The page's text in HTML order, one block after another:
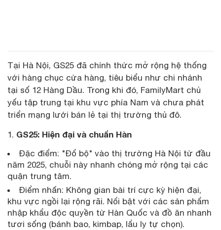
Tại Hà Nội, GS25 đã chính thức mở rộng hệ thống
với hàng chục cửa hàng, tiêu biểu như chi nhánh
tại số 12 Hàng Dầu. Trong khi đó, FamilyMart chủ
yếu tập trung tại khu vực phía Nam và chưa phát
triển mạng lưới bán lẻ tại thị trường thủ đô.
GS25: Hiện đại và chuẩn Hàn
Đặc điểm: "Đổ bộ" vào thị trường Hà Nội từ đầu
năm 2025, chuỗi này nhanh chóng mở rộng tại các
quận trung tâm.
Điểm nhấn: Không gian bài trí cực kỳ hiện đại,
khu vực ngồi lại rộng rãi. Nổi bật với các sản phẩm
nhập khẩu độc quyền từ Hàn Quốc và đồ ăn nhanh
tươi sống (bánh bao, kimbap, lẩu ly tự chọn).